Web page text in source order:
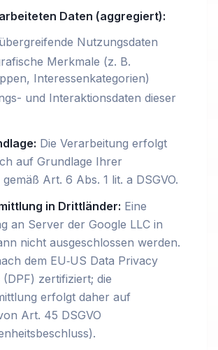
Daten (aggregiert):
Nutzungsdaten
Merkmale (z. B.
Interessenkategorien)
und Interaktionsdaten dieser
Die Verarbeitung erfolgt
auf Grundlage Ihrer
Art. 6 Abs. 1 lit. a DSGVO.
in Drittländer: Eine
an Server der Google LLC in
nicht ausgeschlossen werden.
dem EU‑US Data Privacy
zertifiziert; die
erfolgt daher auf
Art. 45 DSGVO